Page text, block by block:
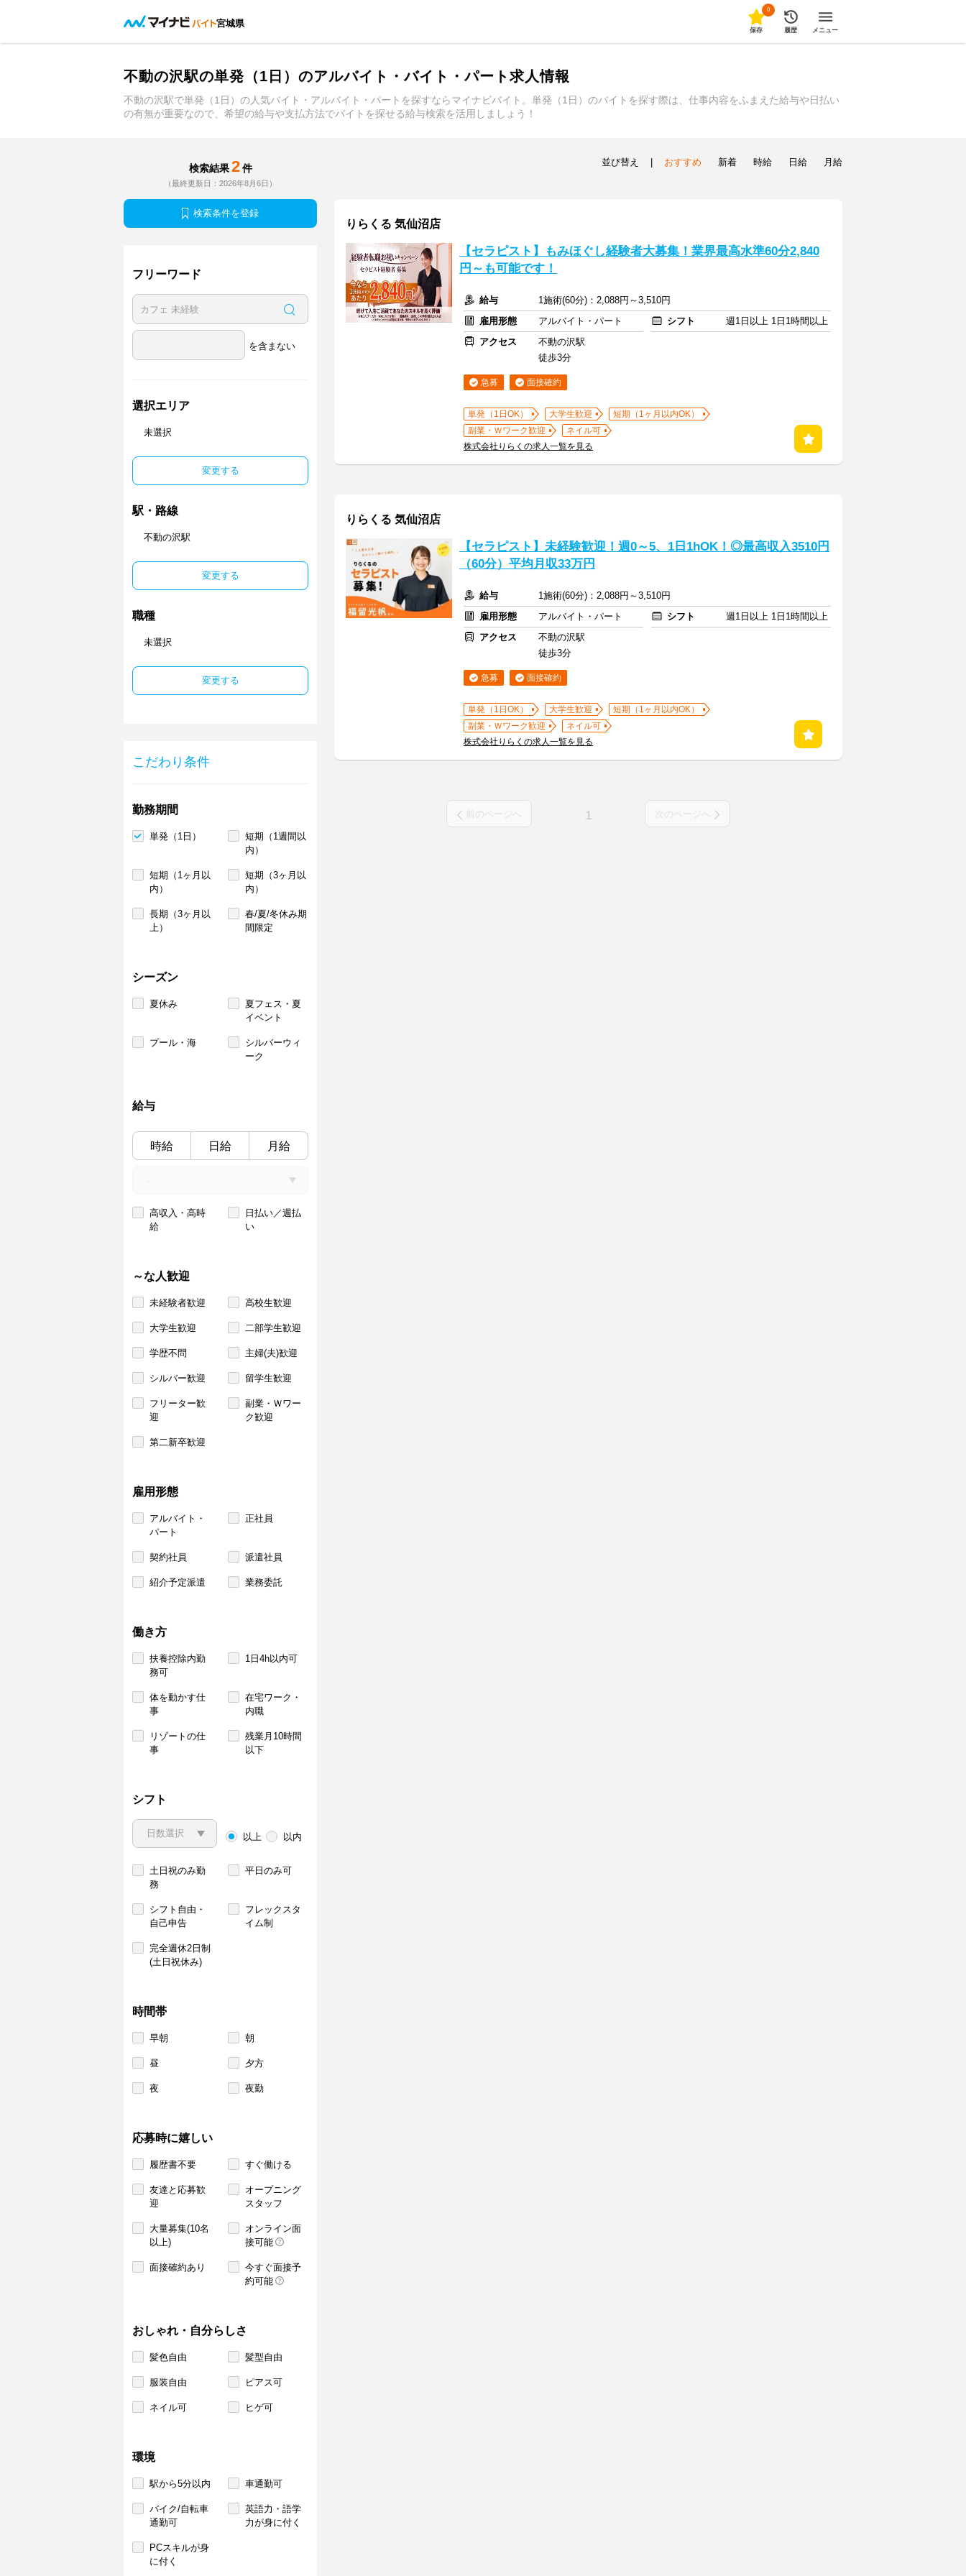
宮城県
0
保存 履歴 メニュー
不動の沢駅の単発（1日）のアルバイト・バイト・パート求人情報
不動の沢駅で単発（1日）の人気バイト・アルバイト・パートを探すならマイナビバイト。単発（1日）のバイトを探す際は、仕事内容をふまえた給与や日払い
の有無が重要なので、希望の給与や支払方法でバイトを探せる給与検索を活用しましょう！
検索結果 2 件
（最終更新日：2026年8月6日）
検索条件を登録
フリーワード
を含まない
選択エリア
未選択
変更する
駅・路線
不動の沢駅
変更する
職種
未選択
変更する
こだわり条件
勤務期間
単発（1日）
短期（1週間以
内）
短期（1ヶ月以
内）
短期（3ヶ月以
内）
長期（3ヶ月以
上）
春/夏/冬休み期
間限定
シーズン
夏休み
夏フェス・夏
イベント
プール・海
シルバーウィ
ーク
給与
時給 日給 月給
高収入・高時
給
日払い／週払
い
～な人歓迎
未経験者歓迎 高校生歓迎
大学生歓迎 二部学生歓迎
学歴不問 主婦(夫)歓迎
シルバー歓迎 留学生歓迎
フリーター歓
迎
副業・Ｗワー
ク歓迎
第二新卒歓迎
雇用形態
アルバイト・
パート
正社員
契約社員 派遣社員
紹介予定派遣 業務委託
働き方
扶養控除内勤
務可
1日4h以内可
体を動かす仕
事
在宅ワーク・
内職
リゾートの仕
事
残業月10時間
以下
シフト
以上 以内
土日祝のみ勤
務
平日のみ可
シフト自由・
自己申告
フレックスタ
イム制
完全週休2日制
(土日祝休み)
時間帯
早朝 朝
昼 夕方
夜 夜勤
応募時に嬉しい
履歴書不要 すぐ働ける
友達と応募歓
迎
オープニング
スタッフ
大量募集(10名
以上)
オンライン面
接可能
面接確約あり
今すぐ面接予
約可能
おしゃれ・自分らしさ
髪色自由 髪型自由
服装自由 ピアス可
ネイル可 ヒゲ可
環境
駅から5分以内 車通勤可
バイク/自転車
通勤可
英語力・語学
力が身に付く
PCスキルが身
に付く
並び替え おすすめ 新着 時給 日給 月給
りらくる 気仙沼店
【セラピスト】もみほぐし経験者大募集！業界最高水準60分2,840
円～も可能です！
給与
1施術(60分)：2,088円～3,510円
雇用形態
アルバイト・パート シフト
週1日以上 1日1時間以上
アクセス
不動の沢駅
徒歩3分
急募 面接確約
単発（1日OK） 大学生歓迎
短期（1ヶ月以内OK）
副業・Ｗワーク歓迎
ネイル可
株式会社りらくの求人一覧を見る
りらくる 気仙沼店
【セラピスト】未経験歓迎！週0～5、1日1hOK！◎最高収入3510円
（60分）平均月収33万円
給与
1施術(60分)：2,088円～3,510円
雇用形態
アルバイト・パート シフト
週1日以上 1日1時間以上
アクセス
不動の沢駅
徒歩3分
急募 面接確約
単発（1日OK） 大学生歓迎
短期（1ヶ月以内OK）
副業・Ｗワーク歓迎
ネイル可
株式会社りらくの求人一覧を見る
前のページへ 1 次のページへ